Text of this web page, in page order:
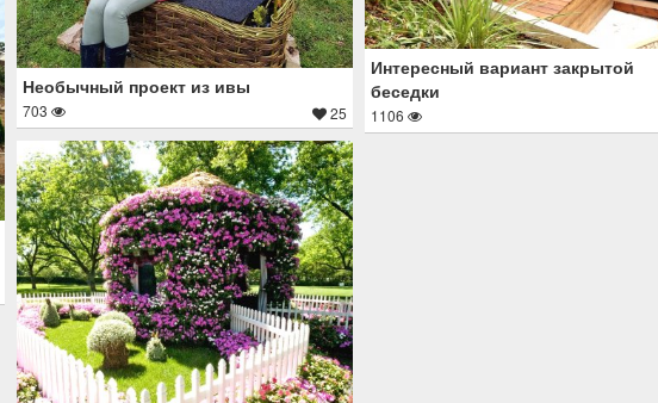
Интересный вариант закрытой
беседки
1106
Необычный проект из ивы
703 25